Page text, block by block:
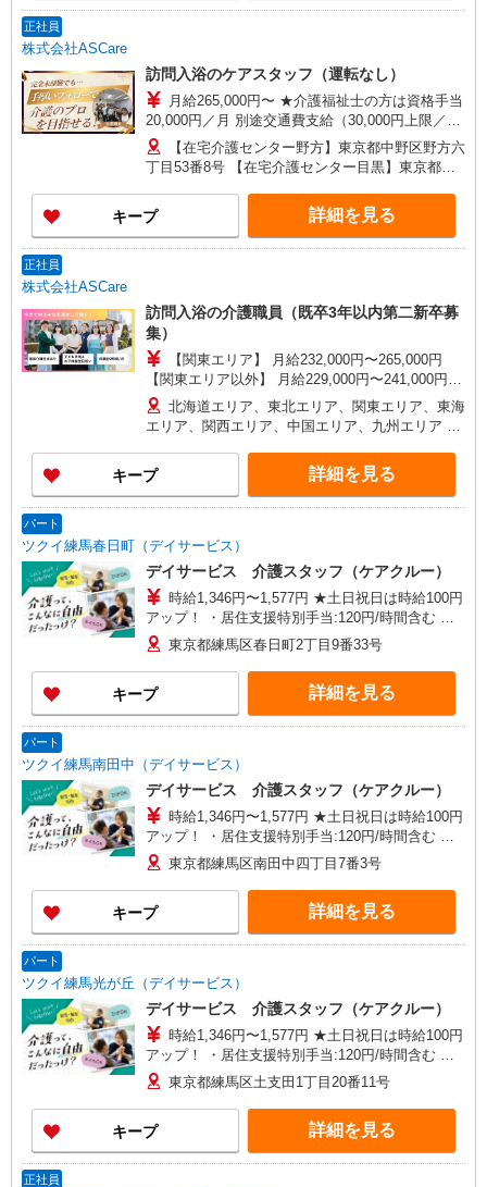
正社員
株式会社ASCare
訪問入浴のケアスタッフ（運転なし）
月給265,000円〜 ★介護福祉士の方は資格手当
20,000円／月 別途交通費支給（30,000円上限／
月） 別途残業手当（月平均残業時間15時間）残業
代全額支給
【在宅介護センター野方】東京都中野区野方六
丁目53番8号 【在宅介護センター目黒】東京都目
【在宅介護センター小岩】東京都江戸川区西小岩
四丁目14-6 メゾン司1階1F号室 【在宅介護セン
ター西東京】東京都西東京市西原町一丁目4-6 サ
【在宅介護センター大田】東京都大田区蒲田二丁
目19-8
キープ 詳細を見る
正社員
株式会社ASCare
訪問入浴の介護職員（既卒3年以内第二新卒募
集）
【関東エリア】 月給232,000円〜265,000円
【関東エリア以外】 月給229,000円〜241,000円
※勤務地域により異なります ※地域手当含む ※交
付金手当含む ※各種手当は待遇項目を参照 ◎キャ
リアステップ年収モデル（参考値） 一般職（平均
勤続年数5年）390万円 事業所長（平均勤続年数10
年 2〜3年で所長になる人もいます！）500万円
ブロック長（平均勤続年数13年）650万円 エリア
北海道エリア、東北エリア、関東エリア、東海
エリア、関西エリア、中国エリア、九州エリア ※
属されます。 ※Ｕ・Ｉターン歓迎！会社都合によ
る異動等はございません！
キープ 詳細を見る
パート
ツクイ練馬春日町（デイサービス）
デイサービス 介護スタッフ（ケアクルー）
時給1,346円〜1,577円 ★土日祝日は時給100円
アップ！ ・居住支援特別手当:120円/時間含む ※
給与幅は資格・経験等による
東京都練馬区春日町2丁目9番33号
キープ 詳細を見る
パート
ツクイ練馬南田中（デイサービス）
デイサービス 介護スタッフ（ケアクルー）
時給1,346円〜1,577円 ★土日祝日は時給100円
アップ！ ・居住支援特別手当:120円/時間含む ※
給与幅は資格・経験等による
東京都練馬区南田中四丁目7番3号
キープ 詳細を見る
パート
ツクイ練馬光が丘（デイサービス）
デイサービス 介護スタッフ（ケアクルー）
時給1,346円〜1,577円 ★土日祝日は時給100円
アップ！ ・居住支援特別手当:120円/時間含む ※
給与幅は資格・経験等による
東京都練馬区土支田1丁目20番11号
キープ 詳細を見る
正社員